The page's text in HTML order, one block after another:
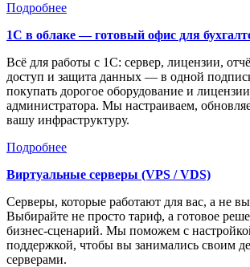
Подробнее
1С в облаке — готовый офис для
Всё для работы с 1С: сервер, лицензии,
доступ и защита данных — в одной
покупать дорогое оборудование и
администратора. Мы настраиваем,
вашу инфраструктуру.
Подробнее
Виртуальные серверы (VPS / VDS)
Серверы, которые работают для вас, а не
Выбирайте не просто тариф, а готовое
бизнес-сценарий. Мы поможем с
поддержкой, чтобы вы занимались своим
серверами.